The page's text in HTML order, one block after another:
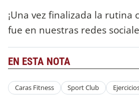
¡Una vez finalizada la rutina
fue en nuestras redes
EN ESTA NOTA
Caras Fitness Sport Club